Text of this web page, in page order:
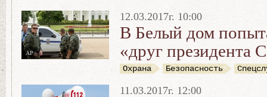
АР
12.03.2017г. 10:00
В Белый дом
«друг
Охрана Безопасность
11.03.2017г. 12:00